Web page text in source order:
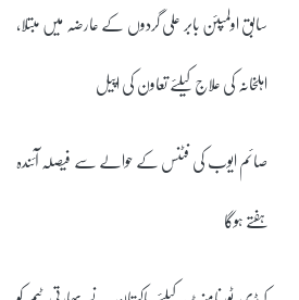
سابق اولمپئن بابر علی گردوں کے عارضہ میں مبتلا،
اہلخانہ کی علاج کیلئے تعاون کی اپیل
صائم ایوب کی فٹنس کے حوالے سے فیصلہ آئندہ
ہفتے ہوگا